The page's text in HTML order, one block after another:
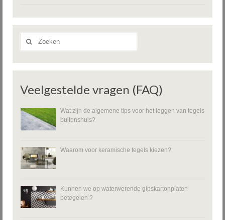
naar:
Veelgestelde vragen (FAQ)
Wat zijn de algemene tips voor het leggen van tegels
buitenshuis?
Waarom voor keramische tegels kiezen?
Kunnen we op waterwerende gipskartonplaten
betegelen ?